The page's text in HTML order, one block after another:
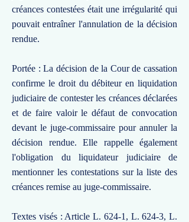
créances contestées était une irrégularité qui
pouvait entraîner l'annulation de la décision
rendue.
Portée : La décision de la Cour de cassation
confirme le droit du débiteur en liquidation
judiciaire de contester les créances déclarées
et de faire valoir le défaut de convocation
devant le juge-commissaire pour annuler la
décision rendue. Elle rappelle également
l'obligation du liquidateur judiciaire de
mentionner les contestations sur la liste des
créances remise au juge-commissaire.
Textes visés : Article L. 624-1, L. 624-3, L.